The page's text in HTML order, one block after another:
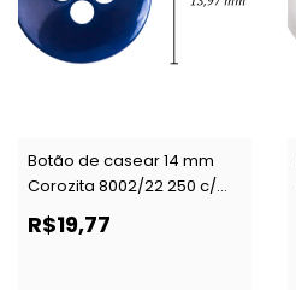
Botão de casear 14 mm
Corozita 8002/22 250 c/
144 un
R$19,77